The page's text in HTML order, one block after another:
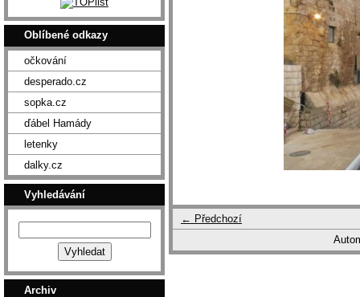
← Předchozí
Oblíbené odkazy
očkování
desperado.cz
sopka.cz
ďábel Hamády
letenky
dalky.cz
Vyhledávání
Archiv